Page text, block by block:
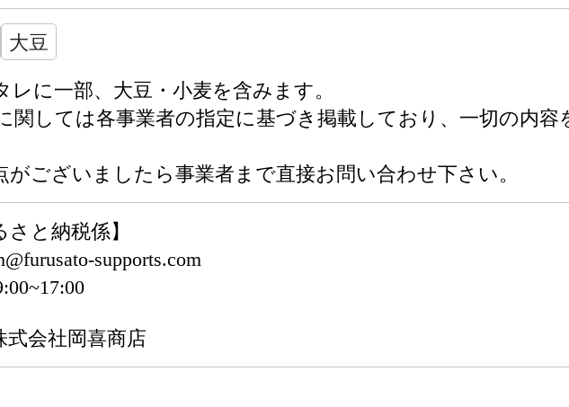
大豆
レに一部、大豆・小麦を含みます。
関しては各事業者の指定に基づき掲載しており、一切の内
ございましたら事業者まで直接お問い合わせ下さい。
さと納税係】
supports.com
会社岡喜商店